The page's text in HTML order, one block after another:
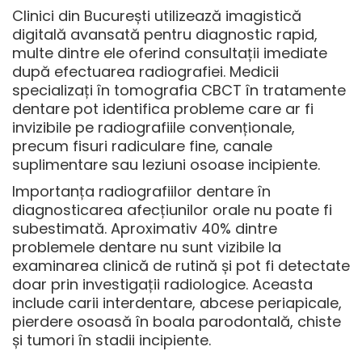
Clinici din București utilizează imagistică
digitală avansată pentru diagnostic rapid,
multe dintre ele oferind consultații imediate
după efectuarea radiografiei. Medicii
specializați în tomografia CBCT în tratamente
dentare pot identifica probleme care ar fi
invizibile pe radiografiile convenționale,
precum fisuri radiculare fine, canale
suplimentare sau leziuni osoase incipiente.
Importanța radiografiilor dentare în
diagnosticarea afecțiunilor orale nu poate fi
subestimată. Aproximativ 40% dintre
problemele dentare nu sunt vizibile la
examinarea clinică de rutină și pot fi detectate
doar prin investigații radiologice. Aceasta
include carii interdentare, abcese periapicale,
pierdere osoasă în boala parodontală, chiste
și tumori în stadii incipiente.